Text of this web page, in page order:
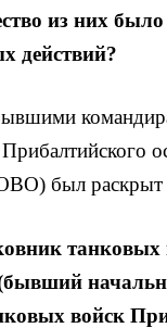
из них было
действий?
был раскрыт
войск